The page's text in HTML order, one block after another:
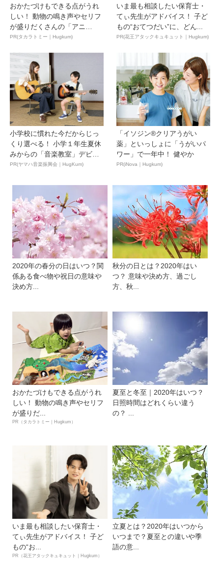
おかたづけもできる点がうれ
しい！ 動物の鳴き声やセリフ
が盛りだくさんの「アニ
ア ...
PR(タカラトミー｜Hugkum)
いま最も相談したい保育士・
てぃ先生がアドバイス！ 子ど
もの“おてつだい”に、どん...
PR(花王アタックキュキュット｜Hugkum)
小学校に慣れた今だからじっ
くり選べる！ 小学１年生夏休
みからの「音楽教室」デビ
ュ...
PR(ヤマハ音楽振興会｜HugKum)
「イソジン®クリアうがい
薬」といっしょに「うがいパ
ワー」で一年中！ 健やか
PR(iNova｜Hugkum)
2020年の春分の日はいつ？関
係ある食べ物や祝日の意味や
決め方...
秋分の日とは？2020年はい
つ？ 意味や決め方、過ごし
方、秋...
おかたづけもできる点がうれ
しい！ 動物の鳴き声やセリフ
が盛りだ...
PR（タカラトミー｜Hugkum）
夏至と冬至｜2020年はいつ？
日照時間はどれくらい違う
の？ ...
いま最も相談したい保育士・
てぃ先生がアドバイス！ 子ど
もの“お...
PR（花王アタックキュキュット｜Hugkum）
立夏とは？2020年はいつから
いつまで？夏至との違いや季
語の意...